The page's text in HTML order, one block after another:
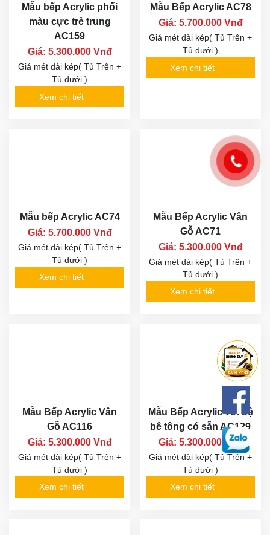
Mẫu bếp Acrylic phối
màu cực trẻ trung
AC159
Giá: 5.300.000 Vnđ
Giá mét dài kép( Tủ Trên +
Tủ dưới )
Xem chi tiết
Mẫu Bếp Acrylic AC78
Giá: 5.700.000 Vnđ
Giá mét dài kép( Tủ Trên +
Tủ dưới )
Xem chi tiết
Mẫu bếp Acrylic AC74
Giá: 5.700.000 Vnđ
Giá mét dài kép( Tủ Trên +
Tủ dưới )
Xem chi tiết
Mẫu Bếp Acrylic Vân
Gỗ AC71
Giá: 5.300.000 Vnđ
Giá mét dài kép( Tủ Trên +
Tủ dưới )
Xem chi tiết
Mẫu Bếp Acrylic Vân
Gỗ AC116
Giá: 5.300.000 Vnđ
Giá mét dài kép( Tủ Trên +
Tủ dưới )
Xem chi tiết
Mẫu Bếp Acrylic với bệ
bê tông có sẵn AC129
Giá: 5.300.000 Vnđ
Giá mét dài kép( Tủ Trên +
Tủ dưới )
Xem chi tiết